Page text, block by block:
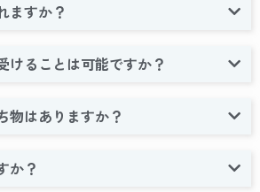
ますか？
けることは可能ですか？
物はありますか？
か？